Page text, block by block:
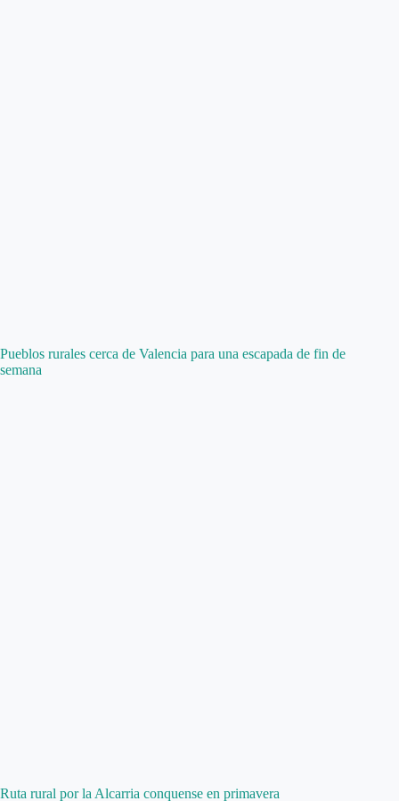
Pueblos rurales cerca de Valencia para una escapada de fin de
semana
Ruta rural por la Alcarria conquense en primavera